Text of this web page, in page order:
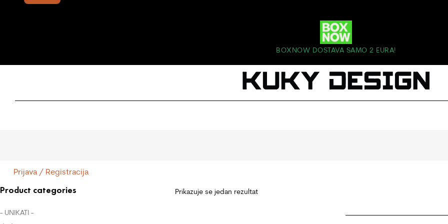
BOXNOW DOSTAVA SAMO 2 EURA!
Prijava / Registracija
Prikazuje se jedan rezultat
Product categories
- UNIKATI -